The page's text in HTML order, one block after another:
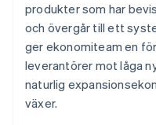
produkter som har
och övergår till ett
ger ekonomiteam en
leverantörer mot låga
naturlig
växer.